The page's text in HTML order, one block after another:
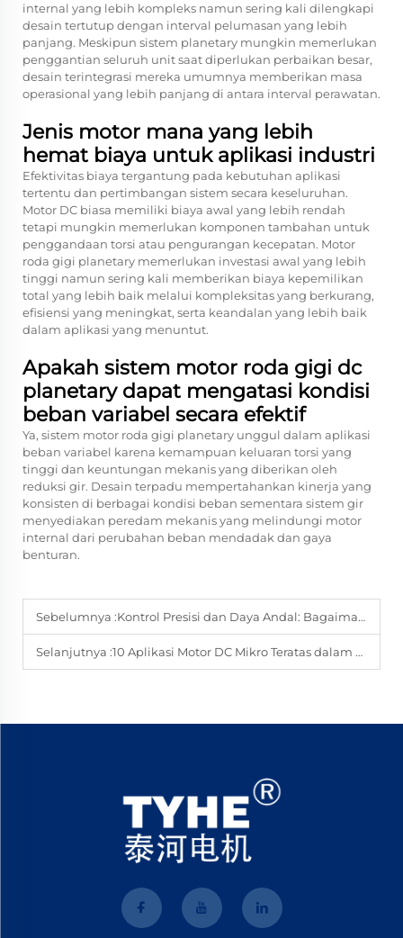
internal yang lebih kompleks namun sering kali dilengkapi
desain tertutup dengan interval pelumasan yang lebih
panjang. Meskipun sistem planetary mungkin memerlukan
penggantian seluruh unit saat diperlukan perbaikan besar,
desain terintegrasi mereka umumnya memberikan masa
operasional yang lebih panjang di antara interval perawatan.
Jenis motor mana yang lebih
hemat biaya untuk aplikasi industri
Efektivitas biaya tergantung pada kebutuhan aplikasi
tertentu dan pertimbangan sistem secara keseluruhan.
Motor DC biasa memiliki biaya awal yang lebih rendah
tetapi mungkin memerlukan komponen tambahan untuk
penggandaan torsi atau pengurangan kecepatan. Motor
roda gigi planetary memerlukan investasi awal yang lebih
tinggi namun sering kali memberikan biaya kepemilikan
total yang lebih baik melalui kompleksitas yang berkurang,
efisiensi yang meningkat, serta keandalan yang lebih baik
dalam aplikasi yang menuntut.
Apakah sistem motor roda gigi dc
planetary dapat mengatasi kondisi
beban variabel secara efektif
Ya, sistem motor roda gigi planetary unggul dalam aplikasi
beban variabel karena kemampuan keluaran torsi yang
tinggi dan keuntungan mekanis yang diberikan oleh
reduksi gir. Desain terpadu mempertahankan kinerja yang
konsisten di berbagai kondisi beban sementara sistem gir
menyediakan peredam mekanis yang melindungi motor
internal dari perubahan beban mendadak dan gaya
benturan.
Sebelumnya :Kontrol Presisi dan Daya Andal: Bagaimana Motor DC Gear Menjadi "Aktuator Inti" pada Katup Cerdas
Selanjutnya :10 Aplikasi Motor DC Mikro Teratas dalam Robotika